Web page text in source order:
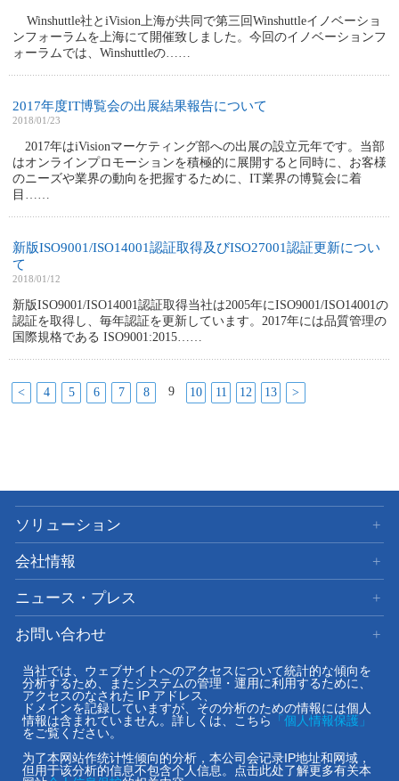
当社では、ウェブサイトへのアクセスについて統計的な傾向を
分析するため、またシステムの管理・運用に利用するために、
アクセスのなされた IP アドレス、
ドメインを記録していますが、その分析のための情報には個人
情報は含まれていません。詳しくは、こちら
「個人情報保護」
をご覧ください。
为了本网站作统计性倾向的分析，本公司会记录IP地址和网域，
但用于该分析的信息不包含个人信息。点击此处了解更多有关本
Winshuttle社とiVision上海が共同で第三回Winshuttleイノベーショ
ンフォーラムを上海にて開催致しました。今回のイノベーションフ
ォーラムでは、Winshuttleの……
2017年度IT博覧会の出展結果報告について
2018/01/23
2017年はiVisionマーケティング部への出展の設立元年です。当部
はオンラインプロモーションを積極的に展開すると同時に、お客様
のニーズや業界の動向を把握するために、IT業界の博覧会に着
目……
新版ISO9001/ISO14001認証取得及びISO27001認証更新につい
て
2018/01/12
新版ISO9001/ISO14001認証取得当社は2005年にISO9001/ISO14001の
認証を取得し、毎年認証を更新しています。2017年には品質管理の
国際規格である ISO9001:2015……
4 5 6 7 8 9 10 11 12 13
ソリューション
会社情報
ニュース・プレス
お問い合わせ
サイト利用
+86-21-5108-8830
©Copyright 2009-2026iVision Shanghai Co., Ltd. All Rights Reserved.
沪ICP备09091858号